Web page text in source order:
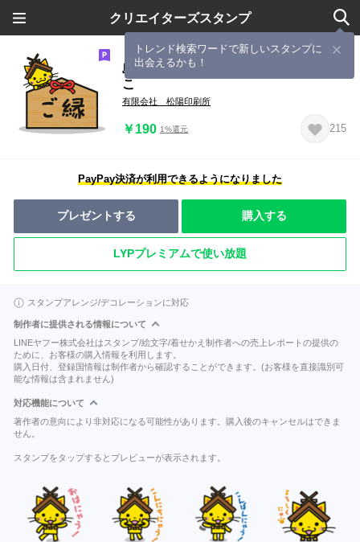
クリエイターズスタンプ
トレンド検索ワードで新しいスタンプに
出会えるかも！
島根県観光キャラクター しまねっ
こ
有限会社 松陽印刷所
￥190 1%還元 215
PayPay決済が利用できるようになりました
プレゼントする 購入する
LYPプレミアムで使い放題
スタンプアレンジ/デコレーションに対応
制作者に提供される情報について
LINEヤフー株式会社はスタンプ/絵文字/着せかえ制作者への売上レポートの提供の
ために、お客様の購入情報を利用します。
購入日付、登録国情報は制作者から確認することができます。(お客様を直接識別可
能な情報は含まれません)
対応機能について
著作者の意向により非対応になる可能性があります。購入後のキャンセルはできま
せん。
スタンプをタップするとプレビューが表示されます。